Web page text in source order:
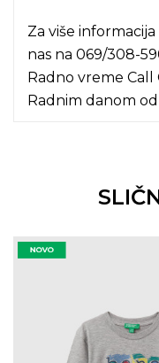
Za više
nas na 069/308-
Radno vreme Call
Radnim danom